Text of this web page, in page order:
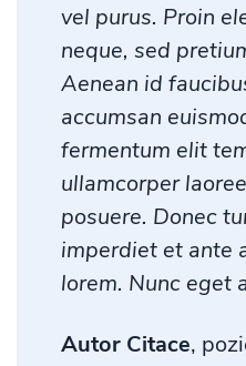
vel purus. Proin
neque, sed
Aenean id
accumsan
fermentum elit
ullamcorper
posuere. Donec
imperdiet et ante
lorem. Nunc eget
Autor Citace,